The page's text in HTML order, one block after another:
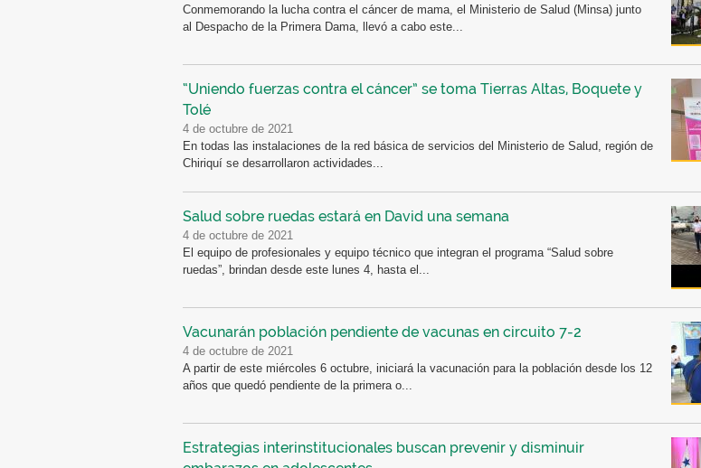
Conmemorando la lucha contra el cáncer de mama, el Ministerio de Salud (Minsa) junto
al Despacho de la Primera Dama, llevó a cabo este...
“Uniendo fuerzas contra el cáncer” se toma Tierras Altas, Boquete y
Tolé
4 de octubre de 2021
En todas las instalaciones de la red básica de servicios del Ministerio de Salud, región de
Chiriquí se desarrollaron actividades...
Salud sobre ruedas estará en David una semana
4 de octubre de 2021
El equipo de profesionales y equipo técnico que integran el programa “Salud sobre
ruedas”, brindan desde este lunes 4, hasta el...
Vacunarán población pendiente de vacunas en circuito 7-2
4 de octubre de 2021
A partir de este miércoles 6 octubre, iniciará la vacunación para la población desde los 12
años que quedó pendiente de la primera o...
Estrategias interinstitucionales buscan prevenir y disminuir